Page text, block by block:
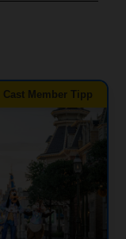
Cast Member Tipp